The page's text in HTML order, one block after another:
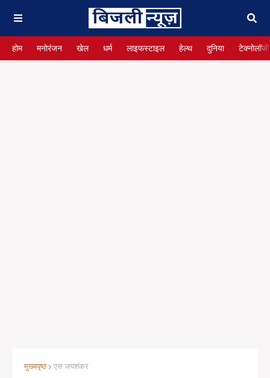
होम मनोरंजन खेल धर्म लाइफस्टाइल हेल्थ दुनिया टेक्नोलॉजी
मुख्यपृष्ठ एस जयशंकर